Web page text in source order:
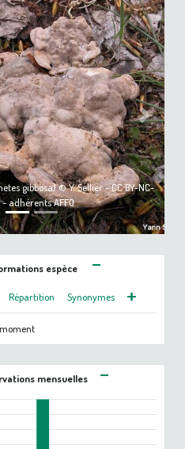
gibbosa) © Y. Sellier - CC BY-NC-
- adhérents AFFO
Next
espèce
Répartition Synonymes
mensuelles